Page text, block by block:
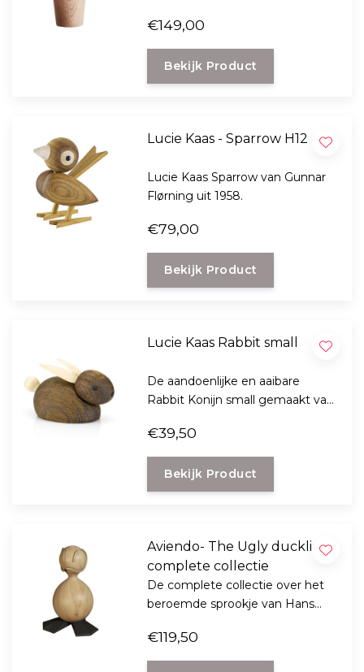
€149,00
Bekijk Product
Lucie Kaas - Sparrow H12
Lucie Kaas Sparrow van Gunnar
Flørning uit 1958.
€79,00
Bekijk Product
Lucie Kaas Rabbit small
De aandoenlijke en aaibare
Rabbit Konijn small gemaakt van
Skjøde Collection van Lucie Kaas.
€39,50
Bekijk Product
Aviendo- The Ugly duckling
complete collectie
De complete collectie over het
beroemde sprookje van Hans
eendje met de kaart, boek en
het eendje.
€119,50